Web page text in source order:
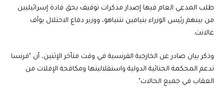
طلب المدعي العام فيها إصدار مذكرات توقيف بحق قادة إسرائيليين
من بينهم رئيس الوزراء بنيامين نتنياهو، ووزير دفاع الاحتلال يوآف
غالانت.
وذكر بيان صادر عن الخارجية الفرنسية في وقت متأخر الإثنين، أن "فرنسا
تدعم المحكمة الجنائية الدولية واستقلاليتها ومكافحة الإفلات من
العقاب في جميع الحالات".